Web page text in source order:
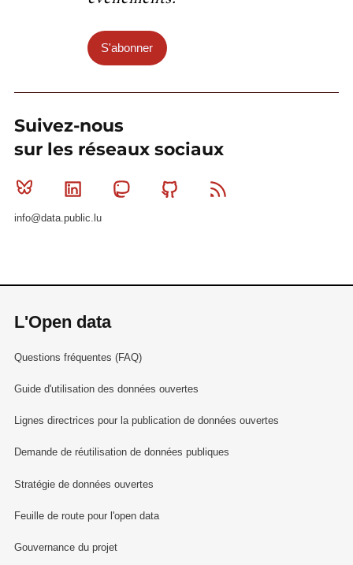
S'abonner
Suivez-nous
sur les réseaux sociaux
Bluesky Linkedin MastodonGithub
info@data.public.lu
L'Open data
Questions fréquentes (FAQ)
Guide d'utilisation des données ouvertes
Lignes directrices pour la publication de données ouvertes
Demande de réutilisation de données publiques
Stratégie de données ouvertes
Feuille de route pour l'open data
Gouvernance du projet